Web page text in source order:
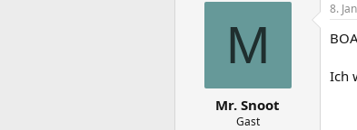
M
Mr. Snoot
Gast
8.
Ich